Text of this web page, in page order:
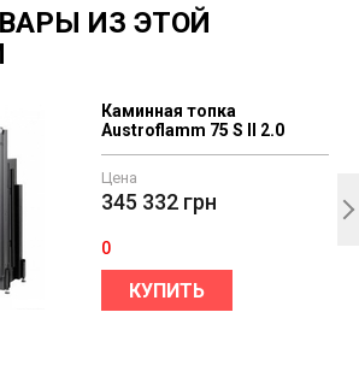
ИЗ ЭТОЙ
Каминная топка
Austroflamm 75 S II 2.0
Цена
345 332 грн
0
КУПИТЬ